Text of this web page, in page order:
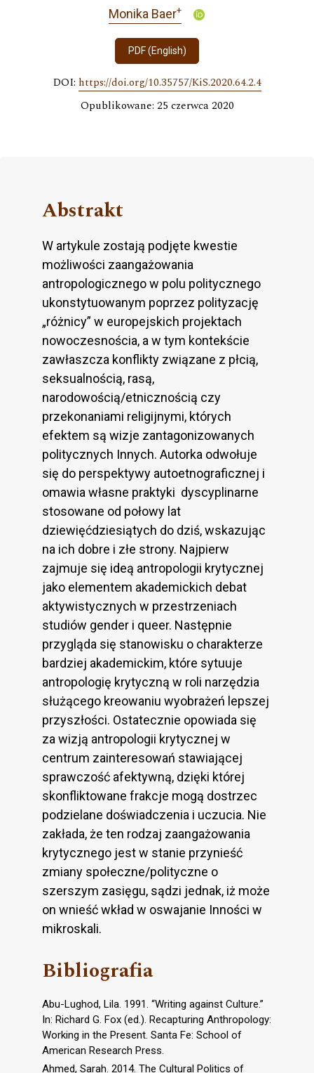
Monika Baer+
PDF (English)
DOI: https://doi.org/10.35757/KiS.2020.64.2.4
Opublikowane: 25 czerwca 2020
Abstrakt
W artykule zostają podjęte kwestie
możliwości zaangażowania
antropologicznego w polu politycznego
ukonstytuowanym poprzez polityzację
„różnicy” w europejskich projektach
nowoczesnościa, a w tym kontekście
zawłaszcza konflikty związane z płcią,
seksualnością, rasą,
narodowością/etnicznością czy
przekonaniami religijnymi, których
efektem są wizje zantagonizowanych
politycznych Innych. Autorka odwołuje
się do perspektywy autoetnograficznej i
omawia własne praktyki dyscyplinarne
stosowane od połowy lat
dziewięćdziesiątych do dziś, wskazując
na ich dobre i złe strony. Najpierw
zajmuje się ideą antropologii krytycznej
jako elementem akademickich debat
aktywistycznych w przestrzeniach
studiów gender i queer. Następnie
przygląda się stanowisku o charakterze
bardziej akademickim, które sytuuje
antropologię krytyczną w roli narzędzia
służącego kreowaniu wyobrażeń lepszej
przyszłości. Ostatecznie opowiada się
za wizją antropologii krytycznej w
centrum zainteresowań stawiającej
sprawczość afektywną, dzięki której
skonfliktowane frakcje mogą dostrzec
podzielane doświadczenia i uczucia. Nie
zakłada, że ten rodzaj zaangażowania
krytycznego jest w stanie przynieść
zmiany społeczne/polityczne o
szerszym zasięgu, sądzi jednak, iż może
on wnieść wkład w oswajanie Inności w
mikroskali.
Bibliografia
Abu-Lughod, Lila. 1991. “Writing against Culture.”
In: Richard G. Fox (ed.). Recapturing Anthropology:
Working in the Present. Santa Fe: School of
American Research Press.
Ahmed, Sarah. 2014. The Cultural Politics of